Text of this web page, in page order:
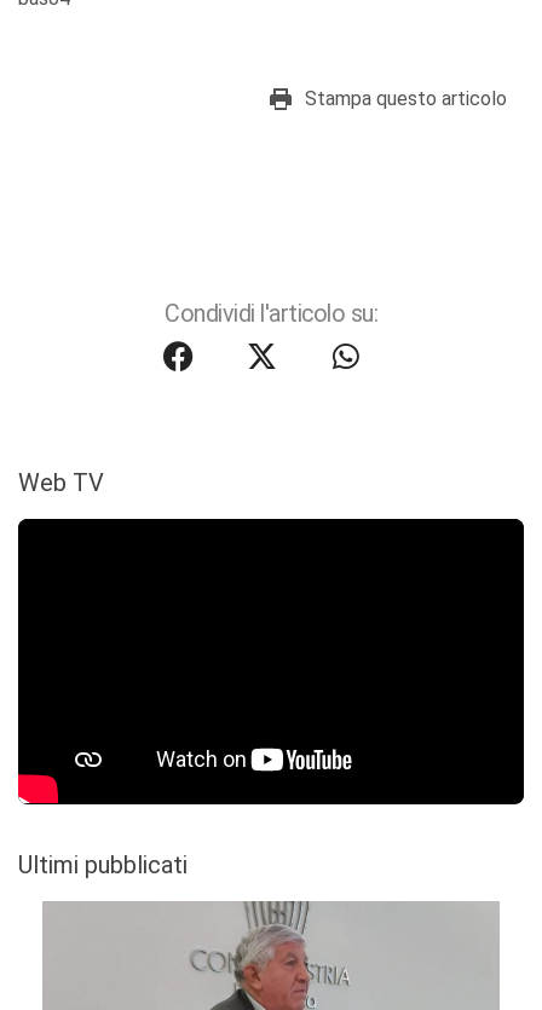
Stampa questo articolo
Condividi l'articolo su:
Web TV
Ultimi pubblicati